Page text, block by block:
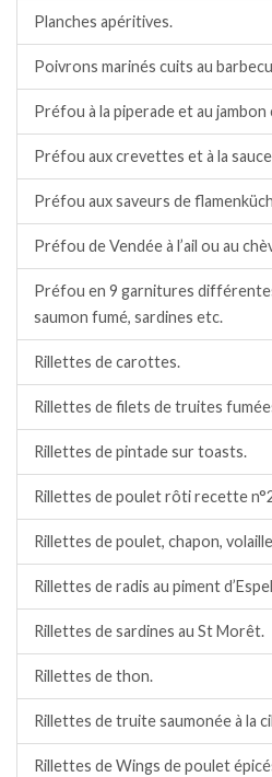
Planches apéritives.
Poivrons marinés cuits au
Préfou à la piperade et au jambon
Préfou aux crevettes et à la sauce
Préfou aux saveurs de
Préfou de Vendée à l’ail ou au
Préfou en 9 garnitures
saumon fumé, sardines etc.
Rillettes de carottes.
Rillettes de filets de truites
Rillettes de pintade sur toasts.
Rillettes de poulet rôti recette
Rillettes de poulet, chapon,
Rillettes de radis au piment
Rillettes de sardines au St Morêt.
Rillettes de thon.
Rillettes de truite saumonée à la
Rillettes de Wings de poulet